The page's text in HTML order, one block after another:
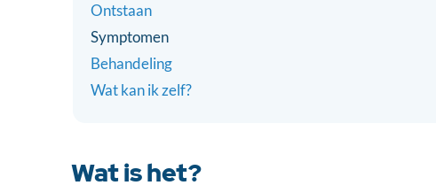
Ontstaan
Symptomen
Behandeling
Wat kan ik zelf?
Wat is het?